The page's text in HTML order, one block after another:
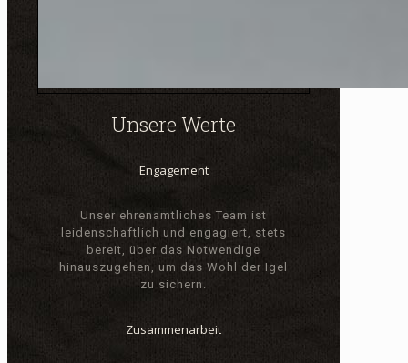
Unsere Werte
Engagement
Unser ehrenamtliches Team ist
leidenschaftlich und engagiert, stets
bereit, über das Notwendige
hinauszugehen, um das Wohl der Igel
zu sichern.
Zusammenarbeit